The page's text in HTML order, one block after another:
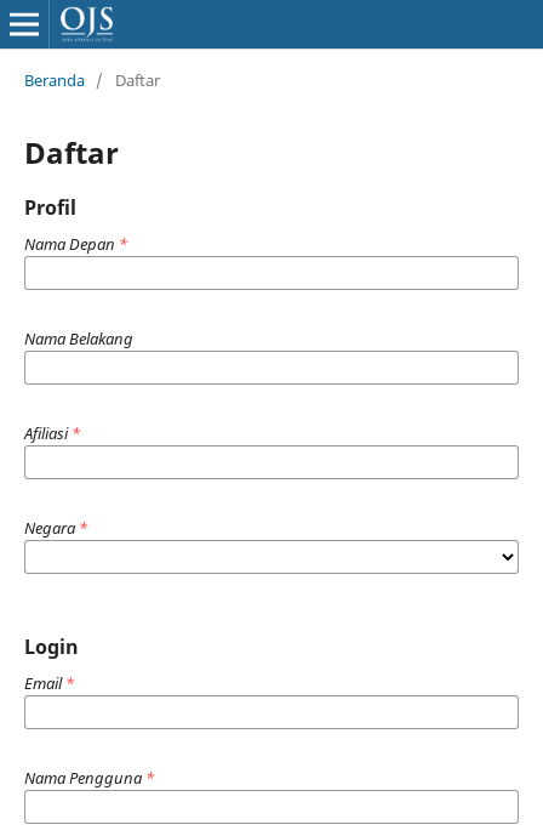
Beranda / Daftar
Daftar
Profil
Nama Depan *
Nama Belakang
Afiliasi*
Negara *
Login
Email*
Nama Pengguna *